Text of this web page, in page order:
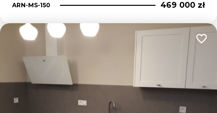
ARN-MS-150 469 000 zł